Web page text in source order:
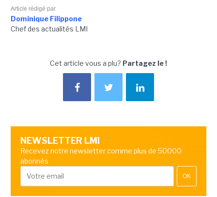
Article rédigé par
Dominique Filippone
Chef des actualités LMI
Cet article vous a plu? Partagez le !
NEWSLETTER LMI
Recevez notre newsletter comme plus de 50000
abonnés
OK